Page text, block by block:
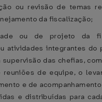
ou revisão de temas
da fiscalização;
ou de projeto da
atividades integrantes do
das chefias,
de equipe, o
e de
e distribuídas para